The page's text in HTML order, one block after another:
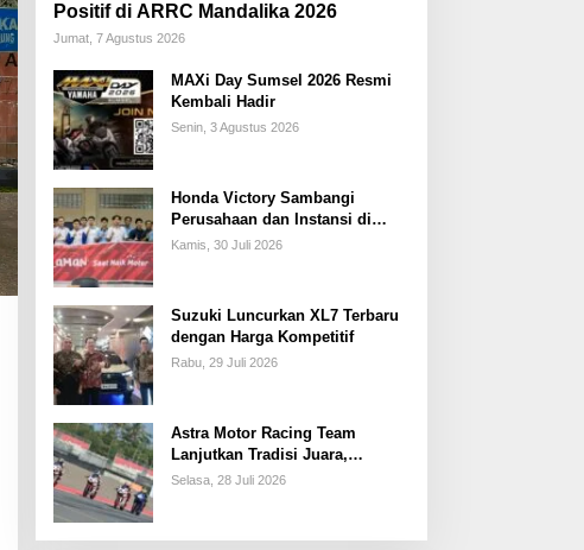
Positif di ARRC Mandalika 2026
Jumat, 7 Agustus 2026
MAXi Day Sumsel 2026 Resmi
Kembali Hadir
Senin, 3 Agustus 2026
Honda Victory Sambangi
Perusahaan dan Instansi di
Sumsel
Kamis, 30 Juli 2026
Suzuki Luncurkan XL7 Terbaru
dengan Harga Kompetitif
Rabu, 29 Juli 2026
Astra Motor Racing Team
Lanjutkan Tradisi Juara,
Kumpulkan 7 Podium di
Selasa, 28 Juli 2026